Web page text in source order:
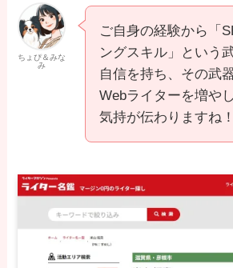
ちょぴ＆みな
み
ご自身の経験から「
ングスキル」という
自信を持ち、その武
Webライターを増や
気持が伝わりますね！